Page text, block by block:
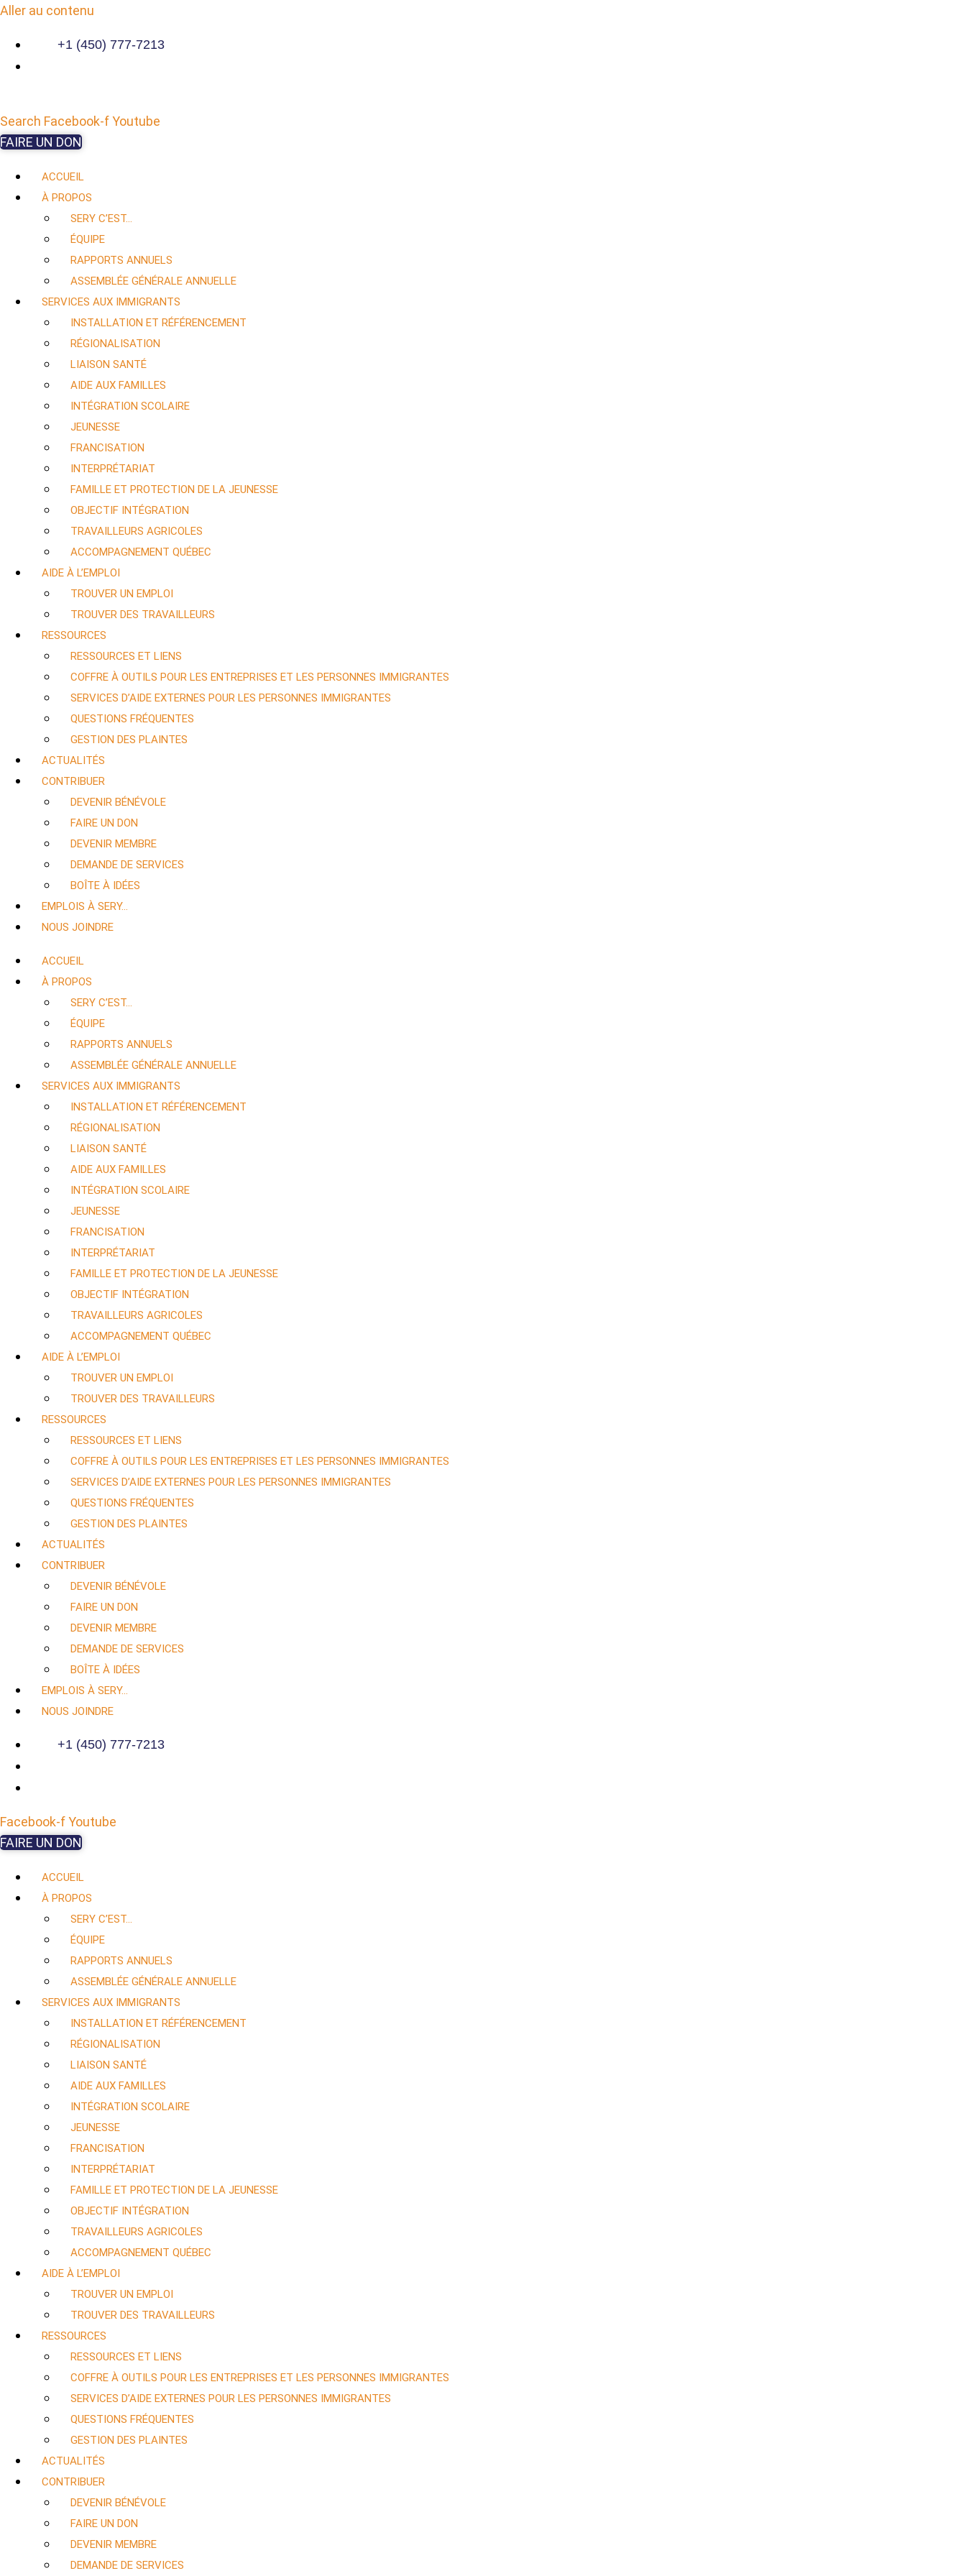
Aller au contenu
+1 (450) 777-7213
Search Facebook-fYoutube
FAIRE UN DON
ACCUEIL
À PROPOS
SERY C’EST…
ÉQUIPE
RAPPORTS ANNUELS
ASSEMBLÉE GÉNÉRALE ANNUELLE
SERVICES AUX IMMIGRANTS
INSTALLATION ET RÉFÉRENCEMENT
RÉGIONALISATION
LIAISON SANTÉ
AIDE AUX FAMILLES
INTÉGRATION SCOLAIRE
JEUNESSE
FRANCISATION
INTERPRÉTARIAT
FAMILLE ET PROTECTION DE LA JEUNESSE
OBJECTIF INTÉGRATION
TRAVAILLEURS AGRICOLES
ACCOMPAGNEMENT QUÉBEC
AIDE À L’EMPLOI
TROUVER UN EMPLOI
TROUVER DES TRAVAILLEURS
RESSOURCES
RESSOURCES ET LIENS
COFFRE À OUTILS POUR LES ENTREPRISES ET LES PERSONNES IMMIGRANTES
SERVICES D’AIDE EXTERNES POUR LES PERSONNES IMMIGRANTES
QUESTIONS FRÉQUENTES
GESTION DES PLAINTES
ACTUALITÉS
CONTRIBUER
DEVENIR BÉNÉVOLE
FAIRE UN DON
DEVENIR MEMBRE
DEMANDE DE SERVICES
BOÎTE À IDÉES
EMPLOIS À SERY…
NOUS JOINDRE
ACCUEIL
À PROPOS
SERY C’EST…
ÉQUIPE
RAPPORTS ANNUELS
ASSEMBLÉE GÉNÉRALE ANNUELLE
SERVICES AUX IMMIGRANTS
INSTALLATION ET RÉFÉRENCEMENT
RÉGIONALISATION
LIAISON SANTÉ
AIDE AUX FAMILLES
INTÉGRATION SCOLAIRE
JEUNESSE
FRANCISATION
INTERPRÉTARIAT
FAMILLE ET PROTECTION DE LA JEUNESSE
OBJECTIF INTÉGRATION
TRAVAILLEURS AGRICOLES
ACCOMPAGNEMENT QUÉBEC
AIDE À L’EMPLOI
TROUVER UN EMPLOI
TROUVER DES TRAVAILLEURS
RESSOURCES
RESSOURCES ET LIENS
COFFRE À OUTILS POUR LES ENTREPRISES ET LES PERSONNES IMMIGRANTES
SERVICES D’AIDE EXTERNES POUR LES PERSONNES IMMIGRANTES
QUESTIONS FRÉQUENTES
GESTION DES PLAINTES
ACTUALITÉS
CONTRIBUER
DEVENIR BÉNÉVOLE
FAIRE UN DON
DEVENIR MEMBRE
DEMANDE DE SERVICES
BOÎTE À IDÉES
EMPLOIS À SERY…
NOUS JOINDRE
+1 (450) 777-7213
Facebook-fYoutube
FAIRE UN DON
ACCUEIL
À PROPOS
SERY C’EST…
ÉQUIPE
RAPPORTS ANNUELS
ASSEMBLÉE GÉNÉRALE ANNUELLE
SERVICES AUX IMMIGRANTS
INSTALLATION ET RÉFÉRENCEMENT
RÉGIONALISATION
LIAISON SANTÉ
AIDE AUX FAMILLES
INTÉGRATION SCOLAIRE
JEUNESSE
FRANCISATION
INTERPRÉTARIAT
FAMILLE ET PROTECTION DE LA JEUNESSE
OBJECTIF INTÉGRATION
TRAVAILLEURS AGRICOLES
ACCOMPAGNEMENT QUÉBEC
AIDE À L’EMPLOI
TROUVER UN EMPLOI
TROUVER DES TRAVAILLEURS
RESSOURCES
RESSOURCES ET LIENS
COFFRE À OUTILS POUR LES ENTREPRISES ET LES PERSONNES IMMIGRANTES
SERVICES D’AIDE EXTERNES POUR LES PERSONNES IMMIGRANTES
QUESTIONS FRÉQUENTES
GESTION DES PLAINTES
ACTUALITÉS
CONTRIBUER
DEVENIR BÉNÉVOLE
FAIRE UN DON
DEVENIR MEMBRE
DEMANDE DE SERVICES